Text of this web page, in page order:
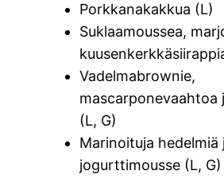
Porkkanakakkua (L)
Suklaamoussea,
Vadelmabrownie,
mascarponevaahtoa
(L, G)
Marinoituja hedelmiä
jogurttimousse (L, G)